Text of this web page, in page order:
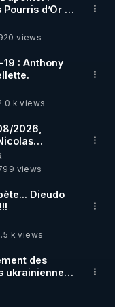
(stages,
ODYSEE
sur la
d’Or »
views
: Anthony
k views
2026,
views
Dieudo
k views
des
ukrainiennes
des
étaient